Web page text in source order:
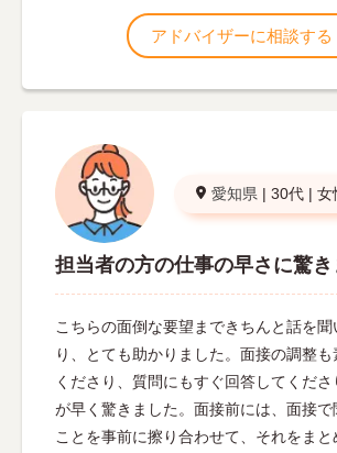
アドバイザーに相談する
愛知県 | 30代 | 女
担当者の方の仕事の早さに驚き
こちらの面倒な要望まできちんと話を聞
り、とても助かりました。面接の調整
くださり、質問にもすぐ回答してくだ
が早く驚きました。面接前には、面接で
ことを事前に擦り合わせて、それをま